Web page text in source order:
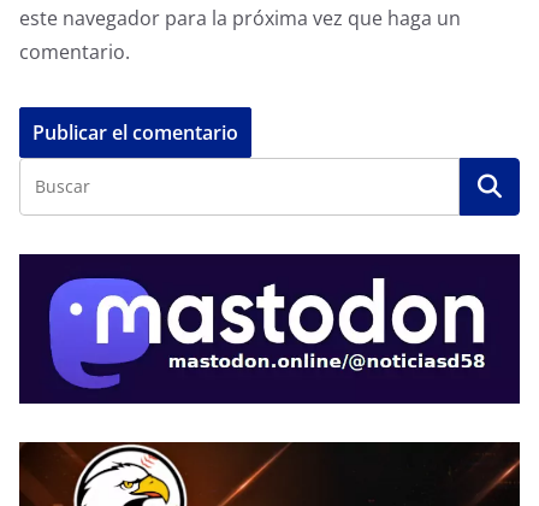
este navegador para la próxima vez que haga un
comentario.